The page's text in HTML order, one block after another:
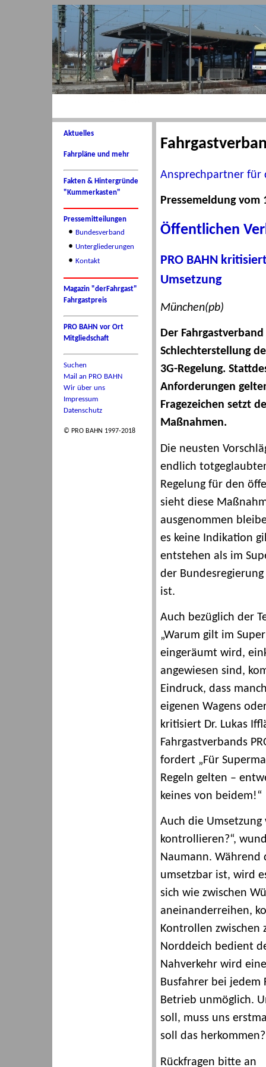
Aktuelles
Fahrpläne und mehr
Fakten & Hintergründe
"Kummerkasten"
Pressemitteilungen
• Bundesverband
• Untergliederungen
• Kontakt
Magazin "derFahrgast"
Fahrgastpreis
PRO BAHN vor Ort
Mitgliedschaft
Suchen
Mail an PRO BAHN
Wir über uns
Impressum
Datenschutz
© PRO BAHN 1997-2018
Ansprechpartner für
Pressemeldung vom
Öffentlichen
PRO BAHN
Umsetzung
München(pb)
Der
Schlechterstellung
3G-Regelung.
Anforderungen
Fragezeichen setzt
Maßnahmen.
Die neusten
endlich
Regelung für den
sieht diese
ausgenommen
es keine Indikation
entstehen als im
der
ist.
Auch bezüglich der
„Warum gilt im
eingeräumt wird,
angewiesen sind,
Eindruck, dass
eigenen Wagens
kritisiert Dr. Lukas
Fahrgastverbands
fordert „Für
Regeln gelten –
keines von beidem!“
Auch die
kontrollieren?“,
Naumann. Während
umsetzbar ist, wird
sich wie zwischen
aneinanderreihen,
Kontrollen zwischen
Norddeich bedient
Nahverkehr wird
Busfahrer bei jedem
Betrieb unmöglich.
soll, muss uns
soll das
Rückfragen bitte an